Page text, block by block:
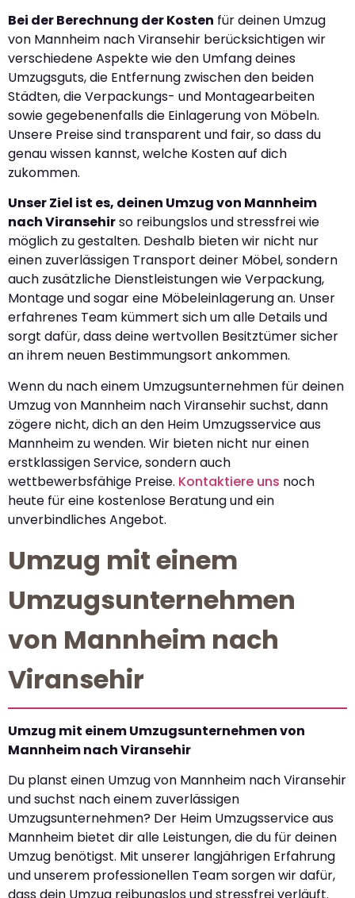
Bei der Berechnung der Kosten für deinen Umzug
von Mannheim nach Viransehir berücksichtigen wir
verschiedene Aspekte wie den Umfang deines
Umzugsguts, die Entfernung zwischen den beiden
Städten, die Verpackungs- und Montagearbeiten
sowie gegebenenfalls die Einlagerung von Möbeln.
Unsere Preise sind transparent und fair, so dass du
genau wissen kannst, welche Kosten auf dich
zukommen.
Unser Ziel ist es, deinen Umzug von Mannheim
nach Viransehirso reibungslos und stressfrei wie
möglich zu gestalten. Deshalb bieten wir nicht nur
einen zuverlässigen Transport deiner Möbel, sondern
auch zusätzliche Dienstleistungen wie Verpackung,
Montage und sogar eine Möbeleinlagerung an. Unser
erfahrenes Team kümmert sich um alle Details und
sorgt dafür, dass deine wertvollen Besitztümer sicher
an ihrem neuen Bestimmungsort ankommen.
Wenn du nach einem Umzugsunternehmen für deinen
Umzug von Mannheim nach Viransehir suchst, dann
zögere nicht, dich an den Heim Umzugsservice aus
Mannheim zu wenden. Wir bieten nicht nur einen
erstklassigen Service, sondern auch
wettbewerbsfähige Preise. Kontaktiere uns noch
heute für eine kostenlose Beratung und ein
unverbindliches Angebot.
Umzug mit einem
Umzugsunternehmen
von Mannheim nach
Viransehir
Umzug mit einem Umzugsunternehmen von
Mannheim nach Viransehir
Du planst einen Umzug von Mannheim nach Viransehir
und suchst nach einem zuverlässigen
Umzugsunternehmen? Der Heim Umzugsservice aus
Mannheim bietet dir alle Leistungen, die du für deinen
Umzug benötigst. Mit unserer langjährigen Erfahrung
und unserem professionellen Team sorgen wir dafür,